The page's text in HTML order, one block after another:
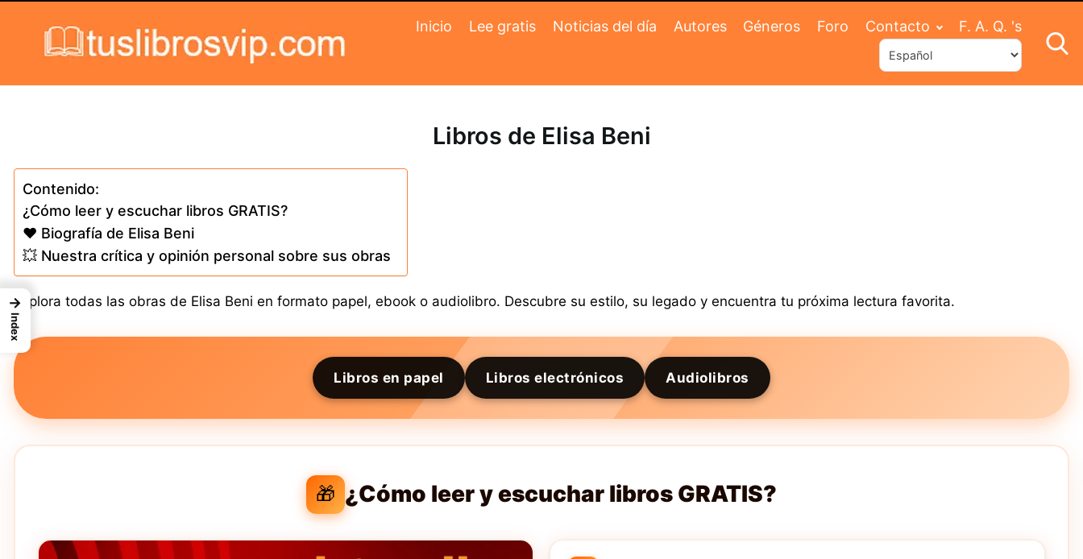
Inicio Lee gratis Noticias del día Autores Géneros Foro Contacto F. A. Q. 's
Libros de Elisa Beni
Contenido:
¿Cómo leer y escuchar libros GRATIS?
❤️ Biografía de Elisa Beni
💥 Nuestra crítica y opinión personal sobre sus obras
Explora todas las obras de Elisa Beni en formato papel, ebook o audiolibro. Descubre su estilo, su legado y encuentra tu próxima lectura favorita.
Libros en papel Libros electrónicos Audiolibros
🎁 ¿Cómo leer y escuchar libros GRATIS?
→
Index